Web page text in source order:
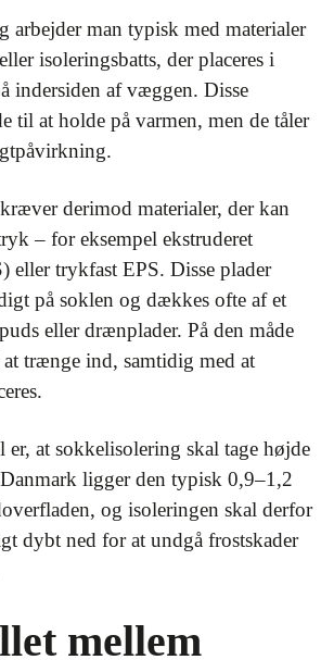
arbejder man typisk med materialer
isoleringsbatts, der placeres i
indersiden af væggen. Disse
til at holde på varmen, men de tåler
derimod materialer, der kan
– for eksempel ekstruderet
eller trykfast EPS. Disse plader
på soklen og dækkes ofte af et
eller drænplader. På den måde
trænge ind, samtidig med at
er, at sokkelisolering skal tage højde
ligger den typisk 0,9–1,2
og isoleringen skal derfor
dybt ned for at undgå frostskader
mellem